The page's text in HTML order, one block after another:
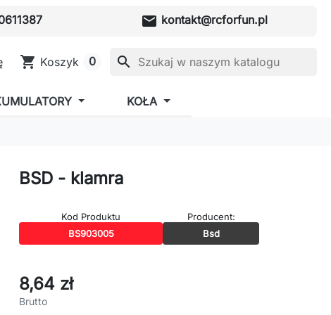
mail kontakt@rcforfun.pl
shopping_cart Koszyk 0 search
KOŁA
BSD - klamra
Kod Produktu
BS903005
Producent:
Bsd
8,64 zł
Brutto